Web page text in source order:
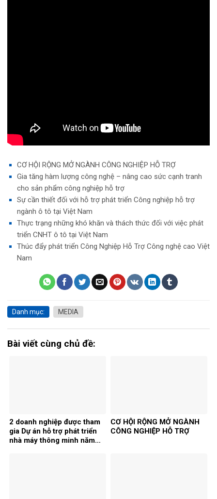
CƠ HỘI RỘNG MỞ NGÀNH CÔNG NGHIỆP HỖ TRỢ
Gia tăng hàm lượng công nghệ – nâng cao sức cạnh tranh
cho sản phẩm công nghiệp hỗ trợ
Sự cần thiết đối với hỗ trợ phát triển Công nghiệp hỗ trợ
ngành ô tô tại Việt Nam
Thực trạng những khó khăn và thách thức đối với việc phát
triển CNHT ô tô tại Việt Nam
Thúc đẩy phát triển Công Nghiệp Hỗ Trợ Công nghệ cao Việt
Nam
Danh mục: MEDIA
Bài viết cùng chủ đề:
2 doanh nghiệp được tham
gia Dự án hỗ trợ phát triển
nhà máy thông minh năm
CƠ HỘI RỘNG MỞ NGÀNH
CÔNG NGHIỆP HỖ TRỢ